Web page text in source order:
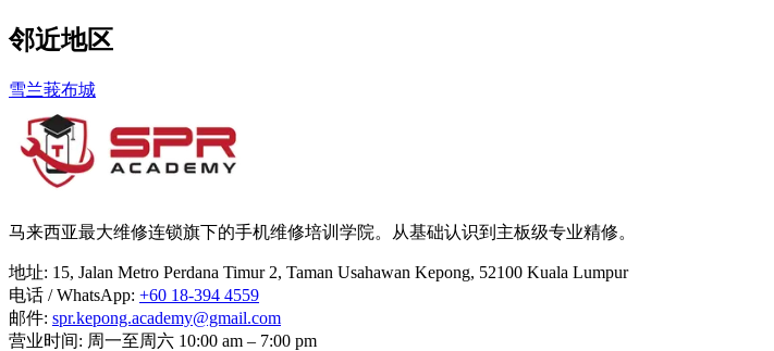
邻近地区
雪兰莪布城
马来西亚最大维修连锁旗下的手机维修培训学院。从基础认识到主板级专业精修。
地址: 15, Jalan Metro Perdana Timur 2, Taman Usahawan Kepong, 52100 Kuala Lumpur
电话 / WhatsApp: +60 18-394 4559
邮件: spr.kepong.academy@gmail.com
营业时间: 周一至周六 10:00 am – 7:00 pm